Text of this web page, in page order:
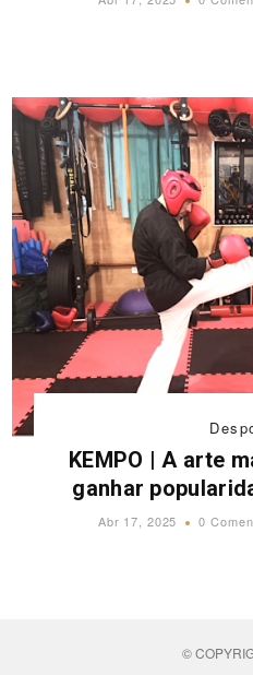
KEMPO | A arte
ganhar
Abr 17, 2025 0
©